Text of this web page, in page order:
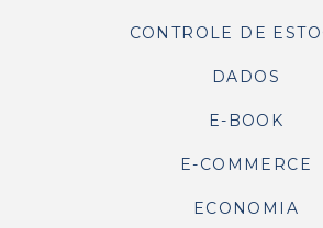
CONTROLE DE
DADOS
E-BOOK
E-COMMERCE
ECONOMIA